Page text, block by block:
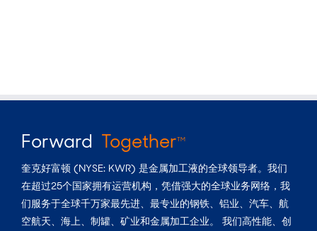
Forward TogetherTM
奎克好富顿 (NYSE: KWR) 是金属加工液的全球领导者。我们
在超过25个国家拥有运营机构，凭借强大的全球业务网络，我
们服务于全球千万家最先进、最专业的钢铁、铝业、汽车、航
空航天、海上、制罐、矿业和金属加工企业。 我们高性能、创